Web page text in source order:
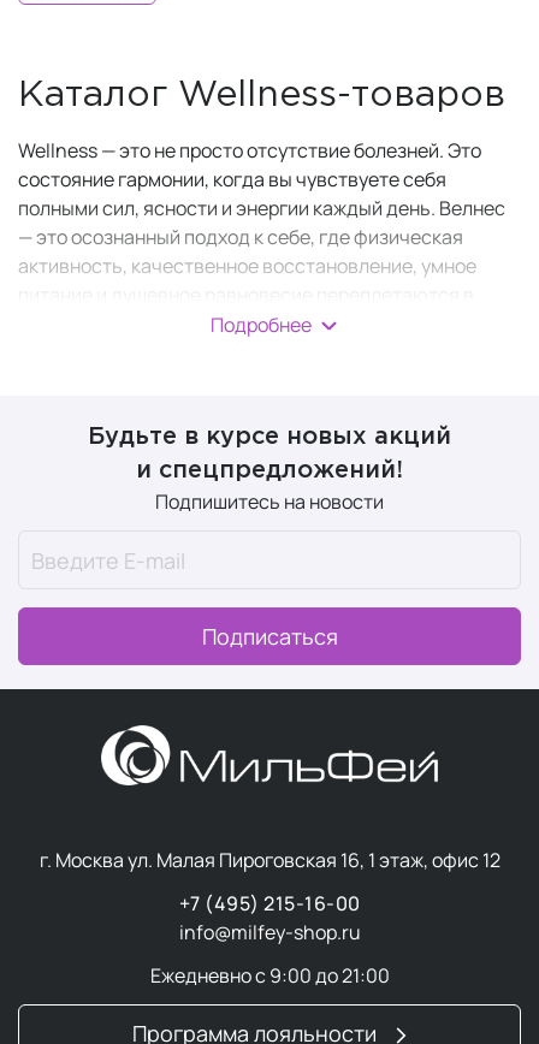
Каталог Wellness-товаров
Wellness — это не просто отсутствие болезней. Это
состояние гармонии, когда вы чувствуете себя
полными сил, ясности и энергии каждый день. Велнес
— это осознанный подход к себе, где физическая
активность, качественное восстановление, умное
аксессуаров для здорового сна до комплексных
витаминных комплексов и инвентаря для идеальной
один из краеугольных камней концепции Wellness и
важный ежедневный ритуал. Это время, когда тело
но и глубина погружения в отдых, когда ничто не
мешает полноценному восстановлению.
Суперфуды
— это простые натуральные продукты,
которые служат мощным источником питательных
веществ в концентрированной форме. Эти ягоды,
семена, водоросли, корнеплоды и травы отличаются
Подробнее
Будьте в курсе новых акций
и спецпредложений!
Подпишитесь на новости
Подписаться
г. Москва ул. Малая Пироговская 16, 1 этаж, офис 12
+7 (495) 215-16-00
info@milfey-shop.ru
Ежедневно с 9:00 до 21:00
Программа лояльности